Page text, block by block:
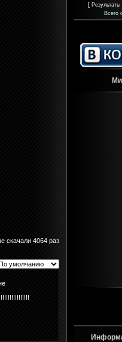
скачали 4064 раз
[ Результаты
Всего